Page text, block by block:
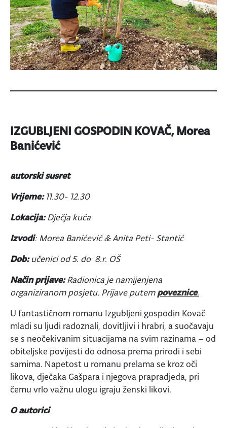
IZGUBLJENI GOSPODIN KOVAČ, Morea
Banićević
autorski susret
Vrijeme:11.30- 12.30
Lokacija:Dječja kuća
Izvodi: Morea Banićević & Anita Peti- Stantić
Dob:učenici od 5. do 8.r. OŠ
Način prijave:Radionica je namijenjena
organiziranom posjetu. Prijave putempoveznice.
U fantastičnom romanu Izgubljeni gospodin Kovač
mladi su ljudi radoznali, dovitljivi i hrabri, a suočavaju
se s neočekivanim situacijama na svim razinama – od
obiteljske povijesti do odnosa prema prirodi i sebi
samima. Napetost u romanu prelama se kroz oči
likova, dječaka Gašpara i njegova prapradjeda, pri
čemu vrlo važnu ulogu igraju ženski likovi.
O autorici